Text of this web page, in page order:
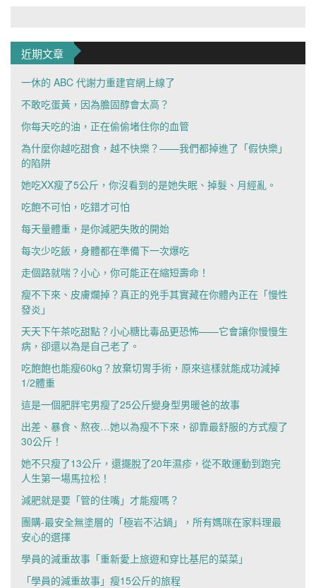
近期文章
一休的 ABC 代謝力重建官網上線了
不敢吃蛋黃，因為膽固醇會太高？
你每天吃的油，正在偷偷堵住你的血管
為什麼你越吃甜食，越不快樂？——我們都掉進了「假快樂」
的陷阱
她吃XX瘦了5公斤，你沒看到的是她失眠、掉髮、月經亂。
吃飽不可怕，吃錯才可怕
每天量體重，是你減肥失敗的開始
每次少吃飯，身體都在準備下一次爆吃
走個路就喘？小心，你可能正在縮短壽命！
瘦不下來、皮膚爛掉？真正的兇手其實藏在你體內正在「慢性
發炎」
天天下午茶吃甜點？小心糖比毒品更恐怖——它會讓你慢慢生
病，卻還以為是自己老了。
吃飽飽也能瘦60kg？放棄切胃手術，原來這樣就能成功減掉
1/2體重
這是一個肥胖宅男瘦了25公斤變身型男暖爸的故事
出差、暴食、熬夜…她以為瘦不下來，卻靠最舒服的方式瘦了
30公斤！
她不只瘦了13公斤，還擺脫了20年濕疹，從不敢運動到跑完
人生第一場馬拉松！
減肥就是要「管的住嘴」才能瘦嗎？
團購-最安全無塗層的「極岩不沾鍋」，所有媽咪在家料理最
安心的選擇
學員的減重故事「重新愛上旅遊和穿比基尼的菜菜」
「學員的減重故事」瘦15公斤的旅程